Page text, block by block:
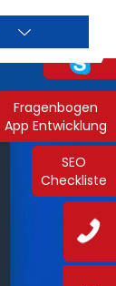
Fragenbogen
App Entwicklung
SEO
Checkliste